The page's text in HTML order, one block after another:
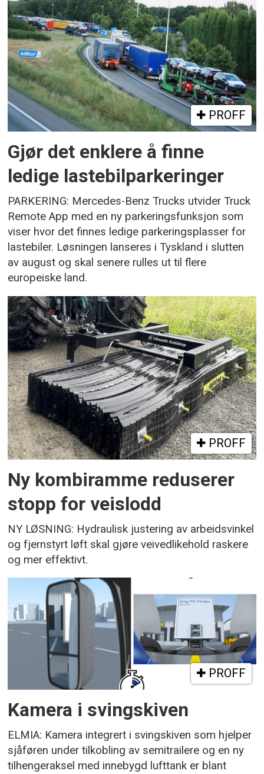
PROFF
Gjør det enklere å finne
ledige lastebilparkeringer
PARKERING: Mercedes-Benz Trucks utvider Truck
Remote App med en ny parkeringsfunksjon som
viser hvor det finnes ledige parkeringsplasser for
lastebiler. Løsningen lanseres i Tyskland i slutten
av august og skal senere rulles ut til flere
europeiske land.
PROFF
Ny kombiramme reduserer
stopp for veislodd
NY LØSNING: Hydraulisk justering av arbeidsvinkel
og fjernstyrt løft skal gjøre veivedlikehold raskere
og mer effektivt.
PROFF
Kamera i svingskiven
ELMIA: Kamera integrert i svingskiven som hjelper
sjåføren under tilkobling av semitrailere og en ny
tilhengeraksel med innebygd lufttank er blant